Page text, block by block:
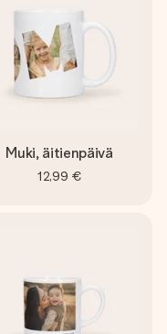
Muki, äitienpäivä
12,99 €